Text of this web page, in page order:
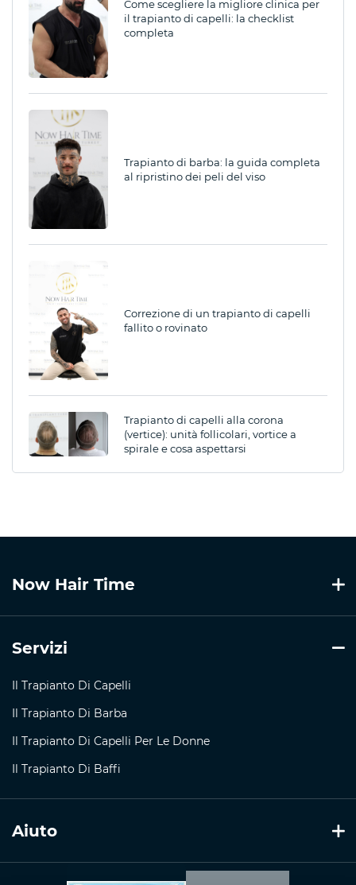
Come scegliere la migliore clinica per
il trapianto di capelli: la checklist
completa
Trapianto di barba: la guida completa
al ripristino dei peli del viso
Correzione di un trapianto di capelli
fallito o rovinato
Trapianto di capelli alla corona
(vertice): unità follicolari, vortice a
spirale e cosa aspettarsi
Now Hair Time
Servizi
Il Trapianto Di Capelli
Il Trapianto Di Barba
Il Trapianto Di Capelli Per Le Donne
Il Trapianto Di Baffi
Aiuto